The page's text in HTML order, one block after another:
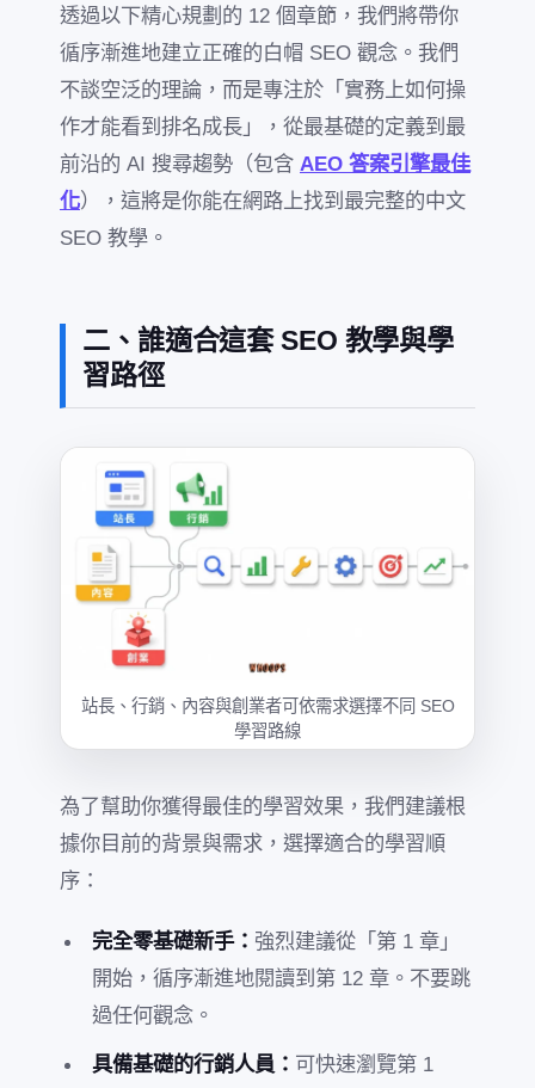
透過以下精心規劃的 12 個章節，我們將帶你
循序漸進地建立正確的白帽 SEO 觀念。我們
不談空泛的理論，而是專注於「實務上如何操
作才能看到排名成長」，從最基礎的定義到最
前沿的 AI 搜尋趨勢（包含 AEO 答案引擎最佳
化），這將是你能在網路上找到最完整的中文
SEO 教學。
二、誰適合這套 SEO 教學與學
習路徑
站長、行銷、內容與創業者可依需求選擇不同 SEO
學習路線
為了幫助你獲得最佳的學習效果，我們建議根
據你目前的背景與需求，選擇適合的學習順
序：
完全零基礎新手： 強烈建議從「第 1 章」
開始，循序漸進地閱讀到第 12 章。不要跳
過任何觀念。
具備基礎的行銷人員： 可快速瀏覽第 1